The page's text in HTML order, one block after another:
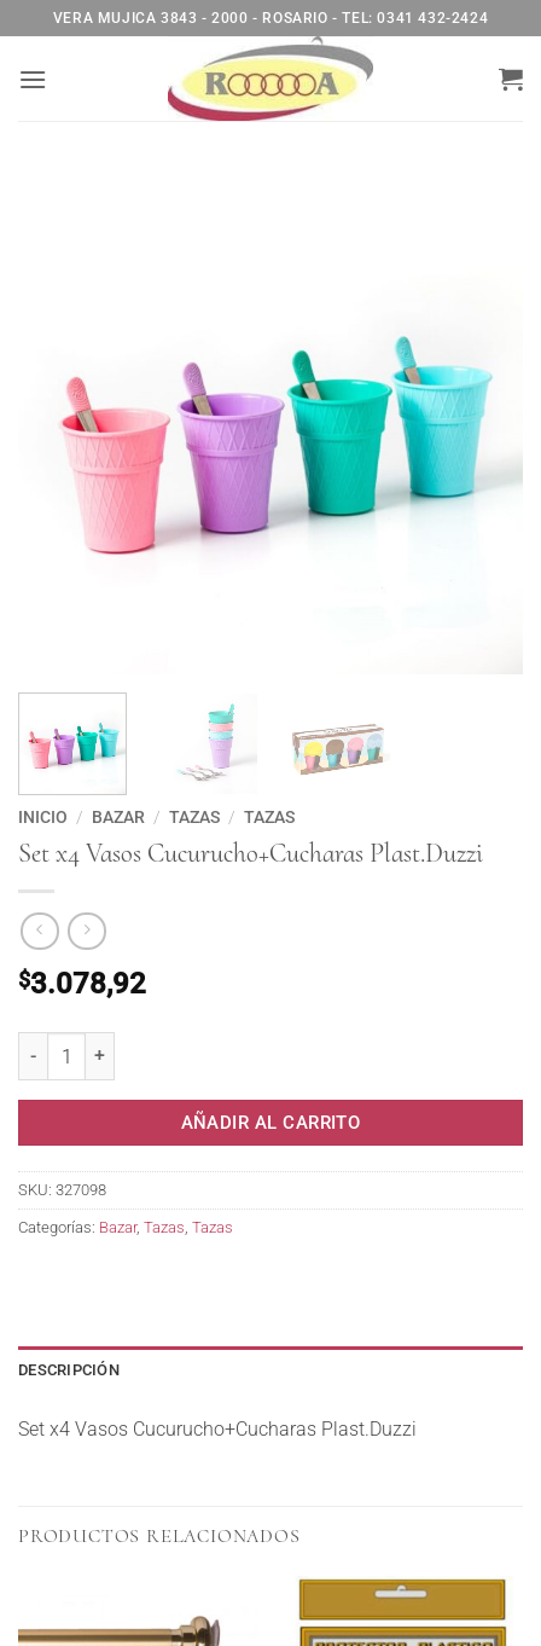
al
contenido
VERA MUJICA 3843 - 2000 - ROSARIO - TEL: 0341 432-2424
INICIO / BAZAR / TAZAS / TAZAS
Set x4 Vasos Cucurucho+Cucharas Plast.Duzzi
$3.078,92
AÑADIR AL CARRITO
SKU: 327098
Categorías: Bazar, Tazas, Tazas
DESCRIPCIÓN
Set x4 Vasos Cucurucho+Cucharas Plast.Duzzi
PRODUCTOS RELACIONADOS